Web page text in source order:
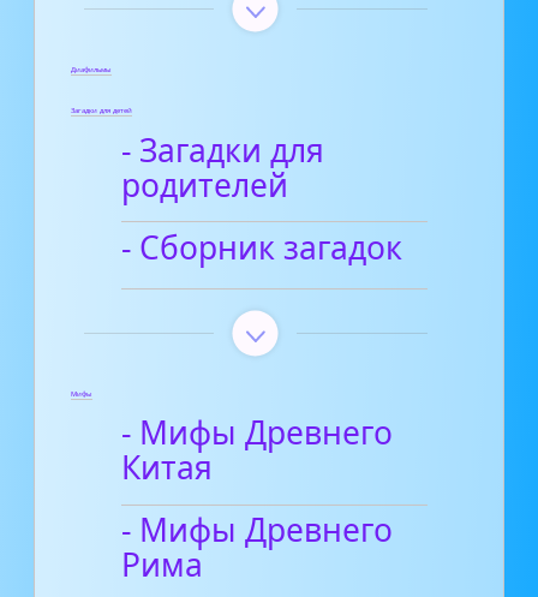
Диафильмы
Загадки для детей
- Загадки для
родителей
- Сборник загадок
Мифы
- Мифы Древнего
Китая
- Мифы Древнего
Рима